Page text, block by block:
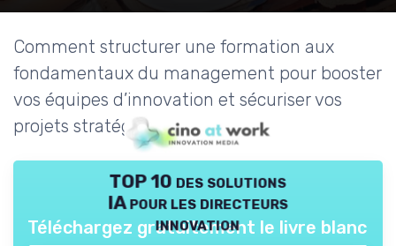
Comment structurer une formation aux
fondamentaux du management pour booster
vos équipes d’innovation et sécuriser vos
projets stratégiques.
TOP 10 des solutions
IA pour les directeurs
innovation
Téléchargez gratuitement le livre blanc